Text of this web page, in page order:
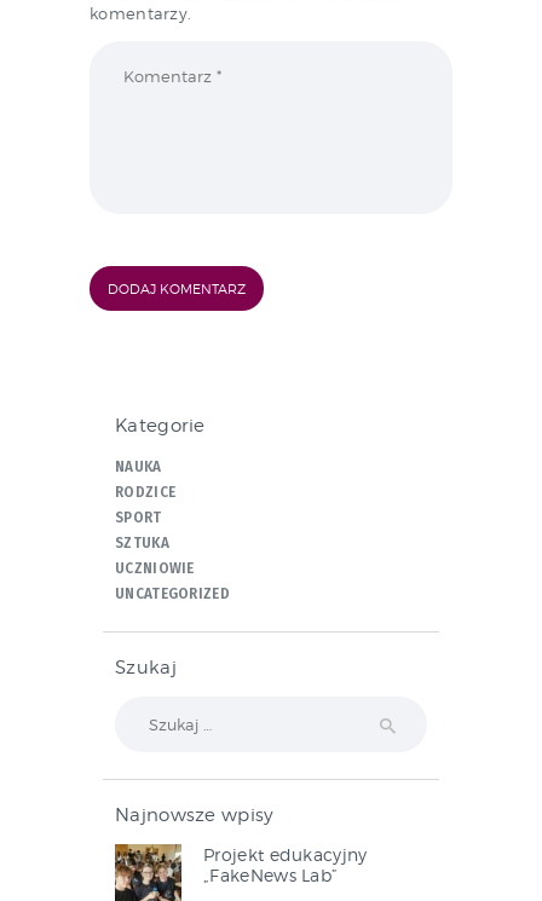
komentarzy.
Kategorie
NAUKA
RODZICE
SPORT
SZTUKA
UCZNIOWIE
UNCATEGORIZED
Szukaj
Najnowsze wpisy
Projekt edukacyjny
„FakeNews Lab”